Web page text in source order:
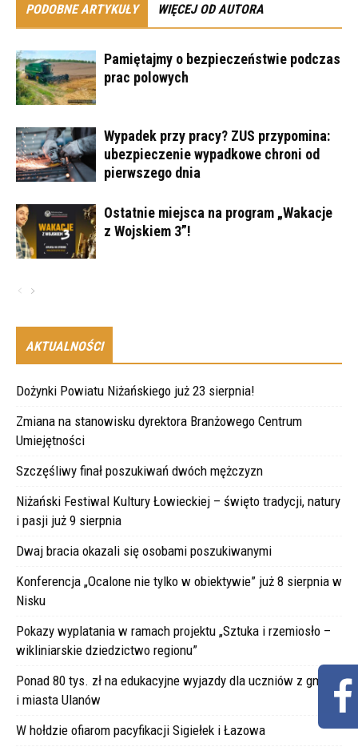
PODOBNE ARTYKUŁY WIĘCEJ OD AUTORA
Pamiętajmy o bezpieczeństwie podczas
prac polowych
Wypadek przy pracy? ZUS przypomina:
ubezpieczenie wypadkowe chroni od
pierwszego dnia
Ostatnie miejsca na program „Wakacje
z Wojskiem 3”!
AKTUALNOŚCI
Dożynki Powiatu Niżańskiego już 23 sierpnia!
Zmiana na stanowisku dyrektora Branżowego Centrum
Umiejętności
Szczęśliwy finał poszukiwań dwóch mężczyzn
Niżański Festiwal Kultury Łowieckiej – święto tradycji, natury
i pasji już 9 sierpnia
Dwaj bracia okazali się osobami poszukiwanymi
Konferencja „Ocalone nie tylko w obiektywie” już 8 sierpnia w
Nisku
Pokazy wyplatania w ramach projektu „Sztuka i rzemiosło –
wikliniarskie dziedzictwo regionu”
Ponad 80 tys. zł na edukacyjne wyjazdy dla uczniów z gminy
i miasta Ulanów
W hołdzie ofiarom pacyfikacji Sigiełek i Łazowa